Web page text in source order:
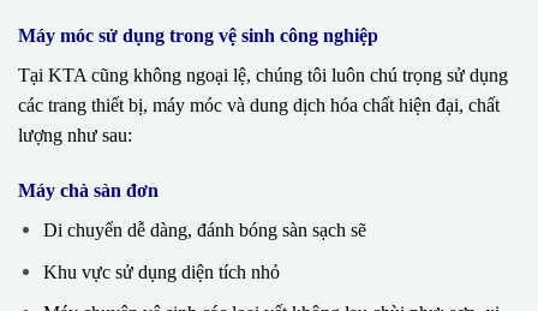
Máy móc sử dụng trong vệ sinh công nghiệp
Tại KTA cũng không ngoại lệ, chúng tôi luôn chú trọng sử dụng
các trang thiết bị, máy móc và dung dịch hóa chất hiện đại, chất
lượng như sau:
Máy chà sàn đơn
Di chuyển dễ dàng, đánh bóng sàn sạch sẽ
Khu vực sử dụng diện tích nhỏ